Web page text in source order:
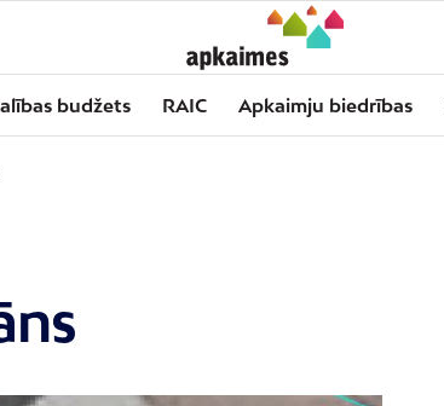
budžets RAIC Apkaimju biedrības